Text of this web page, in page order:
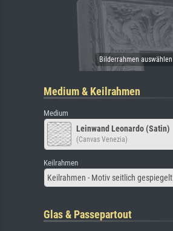
Medium & Keilrahmen
Medium
Leinwand Leonardo (Satin)
(Canvas Venezia)
Keilrahmen
Keilrahmen - Motiv seitlich gespiegelt
Glas & Passepartout